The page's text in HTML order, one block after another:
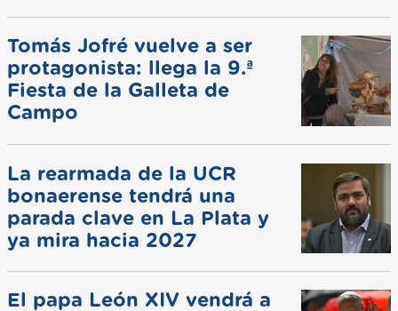
Tomás Jofré vuelve a ser
protagonista: llega la 9.ª
Fiesta de la Galleta de
Campo
La rearmada de la UCR
bonaerense tendrá una
parada clave en La Plata y
ya mira hacia 2027
El papa León XIV vendrá a